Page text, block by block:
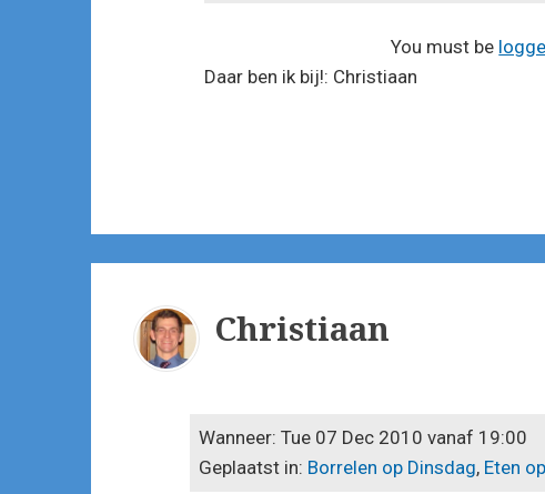
You must be
Daar ben ik bij!: Christiaan
Author
Christiaan
Wanneer: Tue 07 Dec 2010 vanaf 19:00
Geplaatst in: Borrelen op Dinsdag, Eten